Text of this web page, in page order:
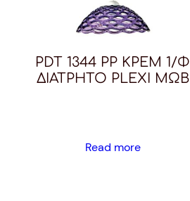
PDT 1344 PP ΚΡΕΜ 1/Φ
ΔΙΑΤΡΗΤΟ PLEXI ΜΩΒ
Read more